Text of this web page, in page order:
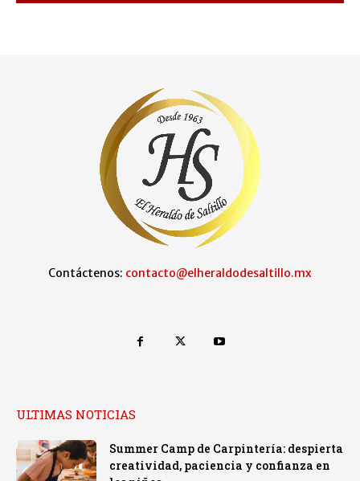
Contáctenos: contacto@elheraldodesaltillo.mx
ULTIMAS NOTICIAS
Summer Camp de Carpintería: despierta
creatividad, paciencia y confianza en